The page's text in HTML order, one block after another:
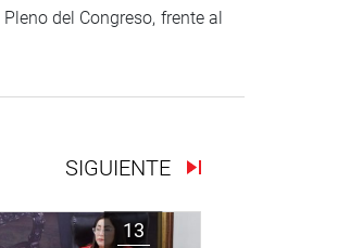
del Congreso, frente al
SIGUIENTE
13